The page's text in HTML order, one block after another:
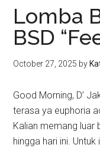
Lomba
BSD
October 27, 2025 by
Good Morning, D’
terasa ya euphoria
Kalian memang luar
hingga hari ini.